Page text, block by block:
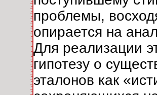
проблемы,
опирается на
Для реализации
гипотезу о
эталонов как